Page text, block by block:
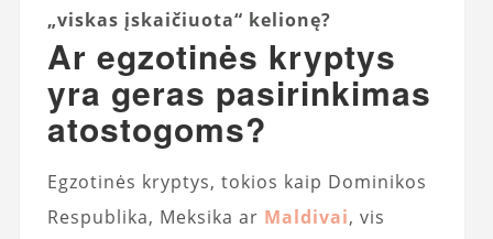
„viskas įskaičiuota“ kelionę?
Ar egzotinės kryptys
yra geras pasirinkimas
atostogoms?
Egzotinės kryptys, tokios kaip Dominikos
Respublika, Meksika ar Maldivai, vis